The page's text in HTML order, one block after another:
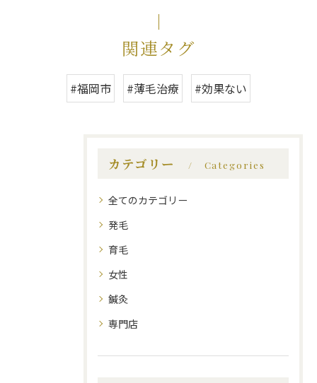
関連タグ
#福岡市 #薄毛治療 #効果ない
カテゴリー Categories
全てのカテゴリー
発毛
育毛
女性
鍼灸
専門店